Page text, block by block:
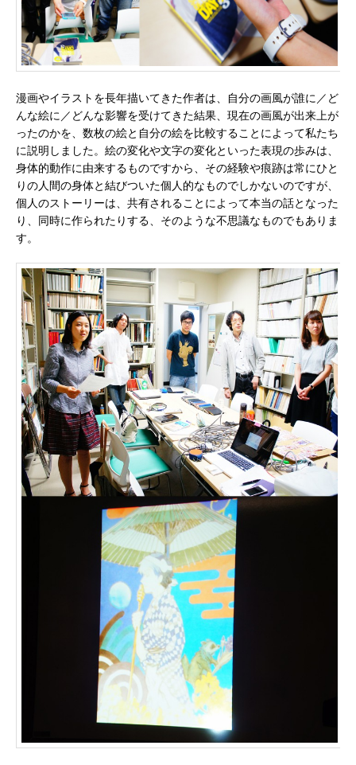
漫画やイラストを長年描いてきた作者は、自分の画風が誰に／ど
んな絵に／どんな影響を受けてきた結果、現在の画風が出来上が
ったのかを、数枚の絵と自分の絵を比較することによって私たち
に説明しました。絵の変化や文字の変化といった表現の歩みは、
身体的動作に由来するものですから、その経験や痕跡は常にひと
りの人間の身体と結びついた個人的なものでしかないのですが、
個人のストーリーは、共有されることによって本当の話となった
り、同時に作られたりする、そのような不思議なものでもありま
す。